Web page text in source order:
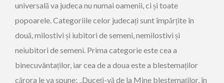
universală va judeca nu numai oamenii, ci și toate
popoarele. Categoriile celor judecați sunt împărțite în
două, milostivi și iubitori de semeni, nemilostivi și
neiubitori de semeni. Prima categorie este cea a
binecuvântaților, iar cea de a doua este a blestemaților
cărora le va spune: „Duceți-vă de la Mine blestemaților, în